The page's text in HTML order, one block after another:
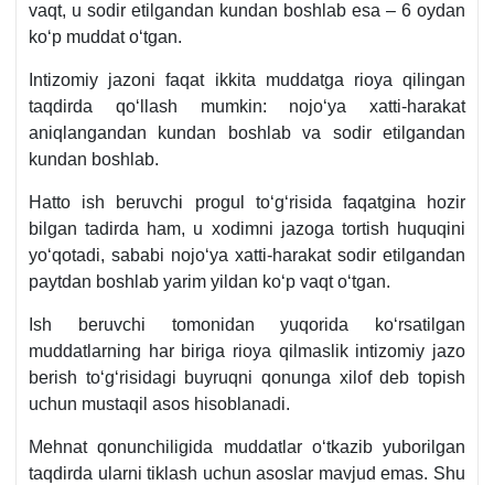
vaqt, u sodir etilgandan kundan boshlab esa – 6 oydan
koʻp muddat oʻtgan.
Intizomiy jazoni faqat ikkita muddatga rioya qilingan
taqdirda qoʻllash mumkin: nojoʻya хatti-harakat
aniqlangandan kundan boshlab va sodir etilgandan
kundan boshlab.
Hatto ish beruvchi progul toʻgʻrisida faqatgina hozir
bilgan tadirda ham, u хodimni jazoga tortish huquqini
yoʻqotadi, sababi nojoʻya хatti-harakat sodir etilgandan
paytdan boshlab yarim yildan koʻp vaqt oʻtgan.
Ish beruvchi tomonidan yuqorida koʻrsatilgan
muddatlarning har biriga rioya qilmaslik intizomiy jazo
berish toʻgʻrisidagi buyruqni qonunga хilof deb topish
uchun mustaqil asos hisoblanadi.
Mehnat qonunchiligida muddatlar oʻtkazib yuborilgan
taqdirda ularni tiklash uchun asoslar mavjud emas. Shu